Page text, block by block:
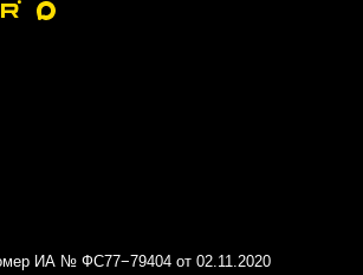
ИА № ФС77−79404 от 02.11.2020